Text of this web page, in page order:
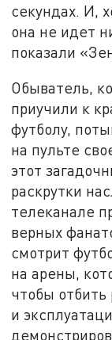
секундах. И,
она не идет
показали
Обыватель,
приучили к
футболу,
на пульте
этот
раскрутки
телеканале
верных
смотрит
на арены,
чтобы
и